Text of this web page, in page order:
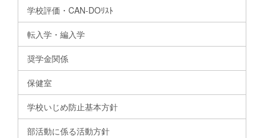
学校評価・CAN-DOﾘｽﾄ
転入学・編入学
奨学金関係
保健室
学校いじめ防止基本方針
部活動に係る活動方針